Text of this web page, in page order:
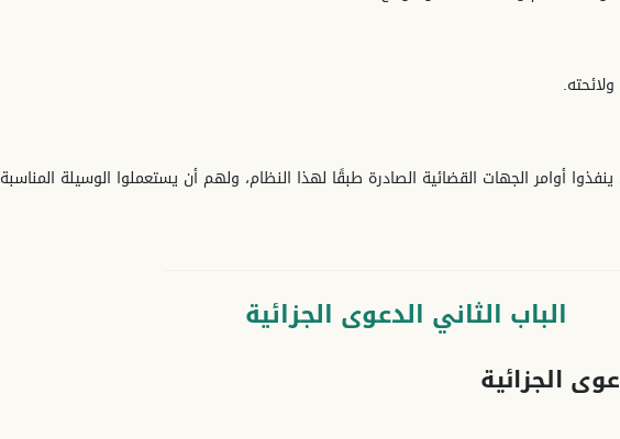
أوامر الجهات القضائية الصادرة طبقًا لهذا النظام، ولهم أن يستعملوا الوسيلة المناسبة
الباب الثاني الدعوى الجزائية
الجزائية